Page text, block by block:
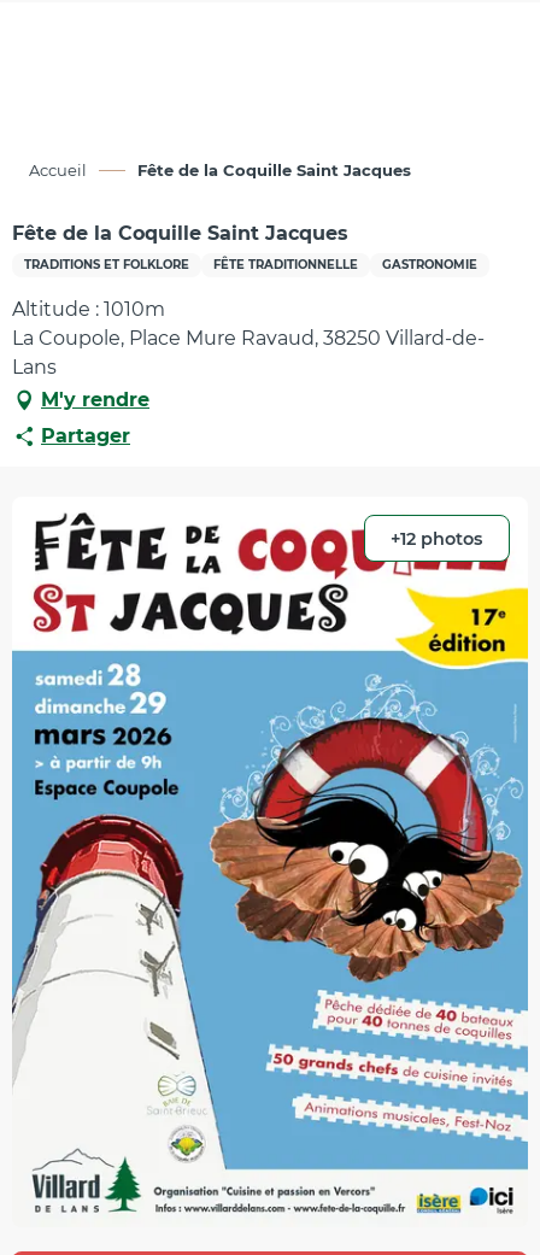
Accueil Fête de la Coquille Saint Jacques
Fête de la Coquille Saint Jacques
TRADITIONS ET FOLKLORE FÊTE TRADITIONNELLE GASTRONOMIE
Altitude : 1010m
La Coupole, Place Mure Ravaud, 38250 Villard-de-
Lans
M'y rendre
Partager
+12 photos